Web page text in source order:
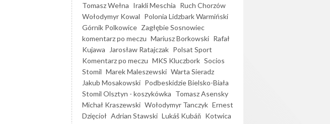
Tomasz Wełna Irakli Meschia Ruch Chorzów
Wołodymyr Kowal Polonia Lidzbark Warmiński
Górnik Polkowice Zagłębie Sosnowiec
komentarz po meczu Mariusz Borkowski Rafał
Kujawa
Jarosław Ratajczak Polsat Sport
Komentarz po meczu MKS Kluczbork Socios
Stomil Marek Maleszewski Warta Sieradz
Jakub Mosakowski Podbeskidzie Bielsko-Biała
Stomil Olsztyn - koszykówka Tomasz Asensky
Michał Kraszewski Wołodymyr Tanczyk Ernest
Dzięcioł Adrian Stawski Lukáš Kubáň Kotwica